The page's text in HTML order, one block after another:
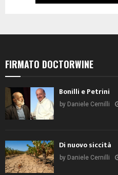
FIRMATO DOCTORWINE
Bonilli e Petrini
by Daniele Cernilli
Di nuovo siccità
by Daniele Cernilli